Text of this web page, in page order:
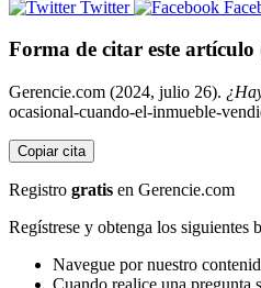
Twitter
Forma de citar este artículo
Gerencie.com (2024, julio 26).
ocasional-cuando-el-inmueble-
Copiar cita
Registro gratis en Gerencie.com
Regístrese y obtenga los siguientes
Navegue por nuestro